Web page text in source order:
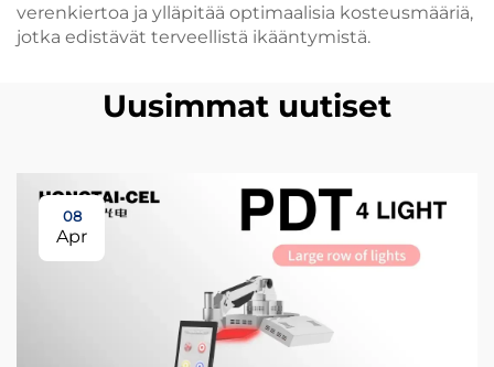
verenkiertoa ja ylläpitää optimaalisia kosteusmääriä,
jotka edistävät terveellistä ikääntymistä.
Uusimmat uutiset
08
Apr